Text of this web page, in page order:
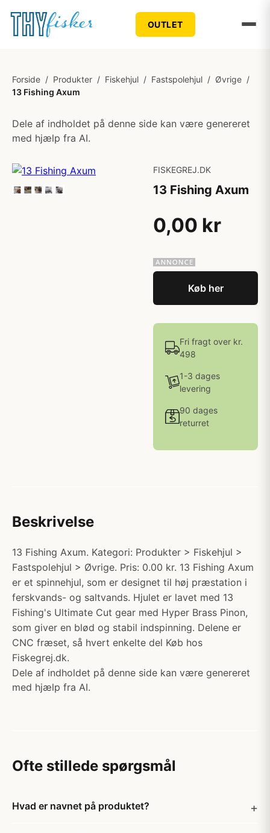
OUTLET
Forside / Produkter / Fiskehjul / Fastspolehjul / Øvrige /
13 Fishing Axum
Dele af indholdet på denne side kan være genereret
med hjælp fra AI.
FISKEGREJ.DK
13 Fishing Axum
0,00 kr
Køb her
Fri fragt over kr.
498
1-3 dages
levering
90 dages
returret
Beskrivelse
13 Fishing Axum. Kategori: Produkter > Fiskehjul >
Fastspolehjul > Øvrige. Pris: 0.00 kr. 13 Fishing Axum
er et spinnehjul, som er designet til høj præstation i
ferskvands- og saltvands. Hjulet er lavet med 13
Fishing's Ultimate Cut gear med Hyper Brass Pinon,
som giver en blød og stabil indspinning. Delene er
CNC fræset, så hvert enkelte del Køb hos
Fiskegrej.dk.
Dele af indholdet på denne side kan være genereret
med hjælp fra AI.
Ofte stillede spørgsmål
Hvad er navnet på produktet?